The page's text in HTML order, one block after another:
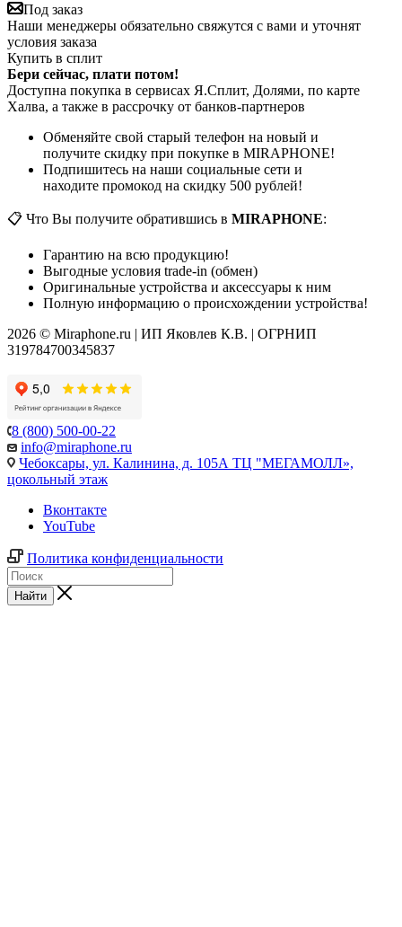
Под заказ
Наши менеджеры обязательно свяжутся с вами и уточнят
условия заказа
Купить в сплит
Бери сейчас, плати потом!
Доступна покупка в сервисах Я.Сплит, Долями, по карте
Халва, а также в рассрочку от банков-партнеров
Обменяйте свой старый телефон на новый и
получите скидку при покупке в MIRAPHONE!
Подпишитесь на наши социальные сети и
находите промокод на скидку 500 рублей!
📋 Что Вы получите обратившись в MIRAPHONE:
Гарантию на всю продукцию!
Выгодные условия trade-in (обмен)
Оригинальные устройства и аксессуары к ним
Полную информацию о происхождении устройства!
2026 © Miraphone.ru | ИП Яковлев К.В. | ОГРНИП
319784700345837
8 (800) 500-00-22
info@miraphone.ru
Чебоксары, ул. Калинина, д. 105А ТЦ "МЕГАМОЛЛ»,
цокольный этаж
Вконтакте
YouTube
Политика конфиденциальности
Найти